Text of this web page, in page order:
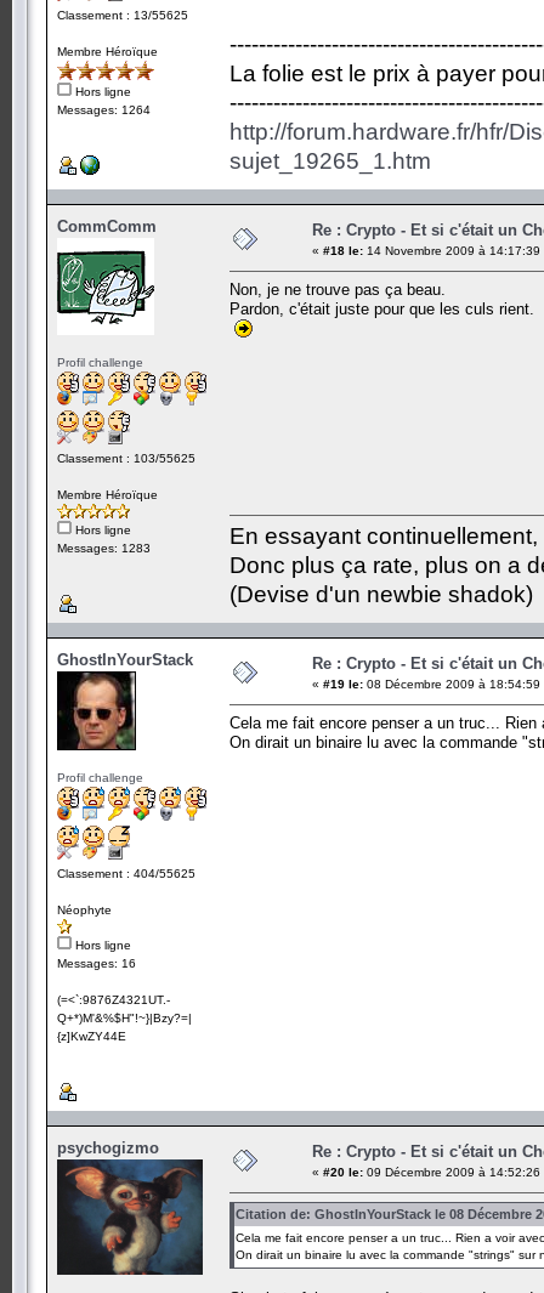
Classement : 13/55625
Membre Héroïque
Hors ligne
Messages: 1264
La folie est le prix à payer
http://forum.hardware.fr/hfr/
sujet_19265_1.htm
CommComm
Profil challenge
Classement : 103/55625
Membre Héroïque
Hors ligne
Messages: 1283
Re : Crypto - Et si c'était un
« #18 le: 14 Novembre 2009 à 14:17:39
Non, je ne trouve pas ça beau.
Pardon, c'était juste pour que les culs rient.
En essayant
Donc plus ça rate, plus on a
(Devise d'un newbie shadok)
GhostInYourStack
Profil challenge
Classement : 404/55625
Néophyte
Hors ligne
Messages: 16
(=<`:9876Z4321UT.-
Q+*)M'&%$H"!~}|Bzy?=|
{z]KwZY44E
Re : Crypto - Et si c'était un
« #19 le: 08 Décembre 2009 à 18:54:59
Cela me fait encore penser a un truc...
On dirait un binaire lu avec la commande
psychogizmo Re : Crypto - Et si c'était un
« #20 le: 09 Décembre 2009 à 14:52:26
Citation de: GhostInYourStack le 08 Décembre
Cela me fait encore penser a un truc... Rien a voir
On dirait un binaire lu avec la commande "strings" sur